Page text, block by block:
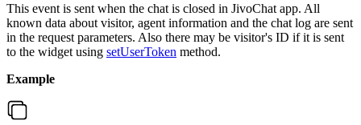
This event is sent when the chat is closed in JivoChat app. All
known data about visitor, agent information and the chat log are sent
in the request parameters. Also there may be visitor's ID if it is sent
to the widget using setUserToken method.
Example